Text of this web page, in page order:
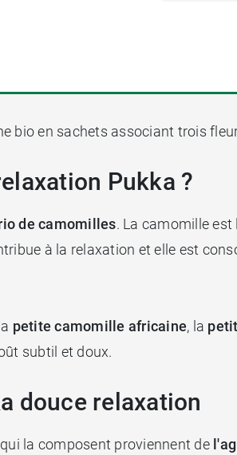
bio en sachets associant trois
Pukka ?
de camomilles. La camomille
à la relaxation et elle est
petite camomille africaine, la
subtil et doux.
douce relaxation
la composent proviennent de